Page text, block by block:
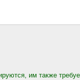
им также